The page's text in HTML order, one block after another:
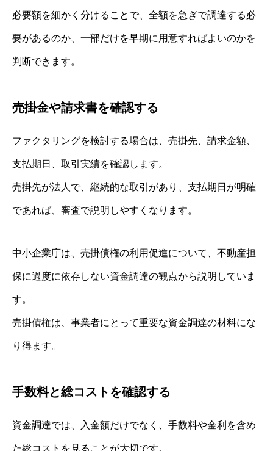
必要額を細かく分けることで、全額を急ぎで調達する必
要があるのか、一部だけを早期に用意すればよいのかを
判断できます。
売掛金や請求書を確認する
ファクタリングを検討する場合は、売掛先、請求金額、
支払期日、取引実績を確認します。
売掛先が法人で、継続的な取引があり、支払期日が明確
であれば、審査で説明しやすくなります。
中小企業庁は、売掛債権の利用促進について、不動産担
保に過度に依存しない資金調達の観点から説明していま
す。
売掛債権は、事業者にとって重要な資金調達の材料にな
り得ます。
手数料と総コストを確認する
資金調達では、入金額だけでなく、手数料や金利を含め
た総コストを見ることが大切です。